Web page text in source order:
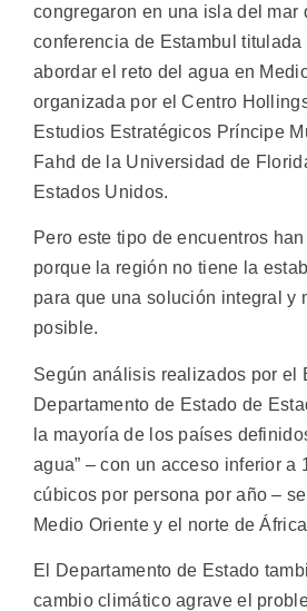
congregaron en una isla del mar
conferencia de Estambul titulada
abordar el reto del agua en
organizada por el Centro
Estudios Estratégicos Príncipe
Fahd de la Universidad de
Estados Unidos.
Pero este tipo de encuentros
porque la región no tiene la
para que una solución integral y
posible.
Según análisis realizados por el
Departamento de Estado de
la mayoría de los países
agua” – con un acceso inferior a
cúbicos por persona por año –
Medio Oriente y el norte de
El Departamento de Estado
cambio climático agrave el